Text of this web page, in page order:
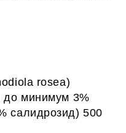
rosea)
до минимум 3%
салидрозид) 500